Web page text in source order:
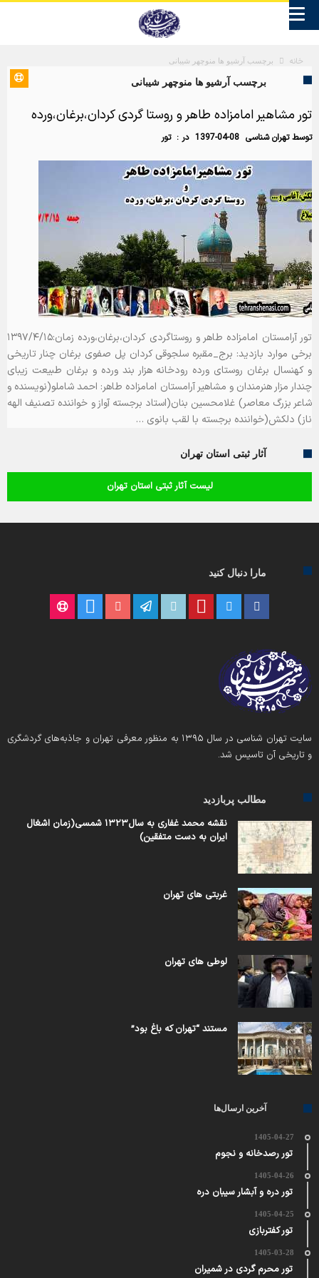
خانه برچسب آرشیو ها منوچهر شیبانی
برچسب آرشیو ها منوچهر شیبانی
تور مشاهیر امامزاده طاهر و روستا گردی کردان،برغان،ورده
توسطتهران شناسی 1397-04-08 در :تور
تور آرامستان امامزاده طاهر و روستاگردی کردان،برغان،ورده زمان:۱۳۹۷/۴/۱۵
برخی موارد بازدید: برج_مقبره سلجوقی کردان پل صفوی برغان چنار تاریخی
و کهنسال برغان روستای ورده رودخانه هزار بند ورده و برغان طبیعت زیبای
چندار مزار هنرمندان و مشاهیر آرامستان امامزاده طاهر: احمد شاملو(نویسنده و
شاعر بزرگ معاصر) غلامحسین بنان(استاد برجسته آواز و خواننده تصنیف الهه
ناز) دلکش(خواننده برجسته با لقب بانوی …
آثار ثبتی استان تهران
لیست آثار ثبتی استان تهران
مارا دنبال کنید
سایت تهران شناسی در سال ۱۳۹۵ به منظور معرفی تهران و جاذبه‌های گردشگری
و تاریخی آن تاسیس شد.
مطالب پربازدید
نقشه محمد غفاری به سال۱۳۲۳ شمسی(زمان اشغال
ایران به دست متفقین)
غربتی های تهران
لوطی های تهران
مستند “تهران که باغ بود”
آخرین ارسال‌ها
1405-04-27
تور رصدخانه و نجوم
1405-04-26
تور دره و آبشار سیبان دره
1405-04-25
تور کفتربازی
1405-03-28
تور محرم گردی در شمیران